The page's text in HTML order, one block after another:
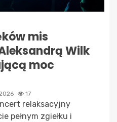
mis
Wilk
moc
17
relaksacyjny
pełnym zgiełku i